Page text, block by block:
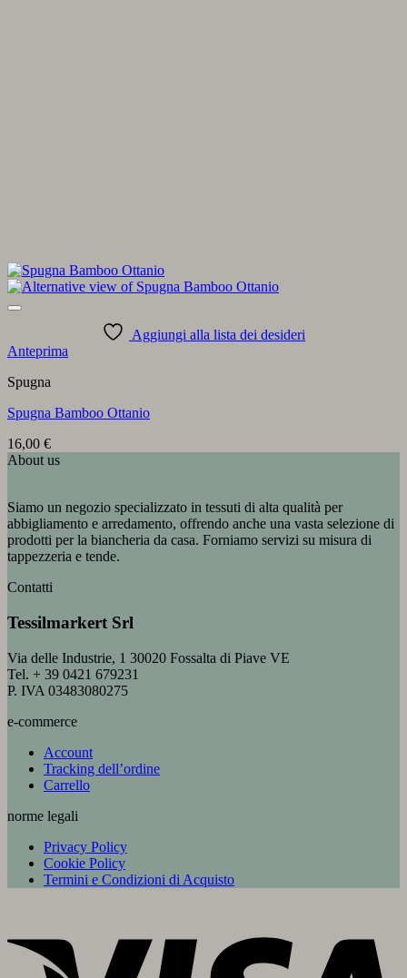
Aggiungi alla lista dei desideri
Anteprima
Spugna
Spugna Bamboo Ottanio
16,00 €
About us
Siamo un negozio specializzato in tessuti di alta qualità per
abbigliamento e arredamento, offrendo anche una vasta selezione di
prodotti per la biancheria da casa. Forniamo servizi su misura di
tappezzeria e tende.
Contatti
Tessilmarkert Srl
Via delle Industrie, 1 30020 Fossalta di Piave VE
Tel. + 39 0421 679231
P. IVA 03483080275
e-commerce
Account
Tracking dell’ordine
Carrello
norme legali
Privacy Policy
Cookie Policy
Termini e Condizioni di Acquisto